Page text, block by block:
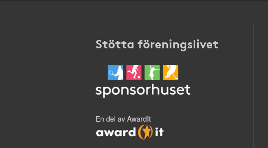
Stötta föreningslivet
En del av AwardIt